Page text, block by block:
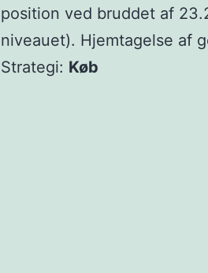
position ved bruddet af
niveauet). Hjemtagelse af
Strategi: Køb